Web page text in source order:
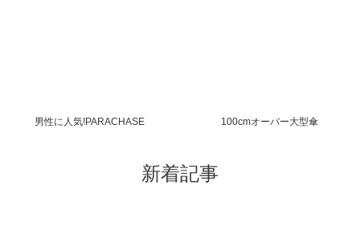
男性に人気!PARACHASE 100cmオーバー大型傘
新着記事